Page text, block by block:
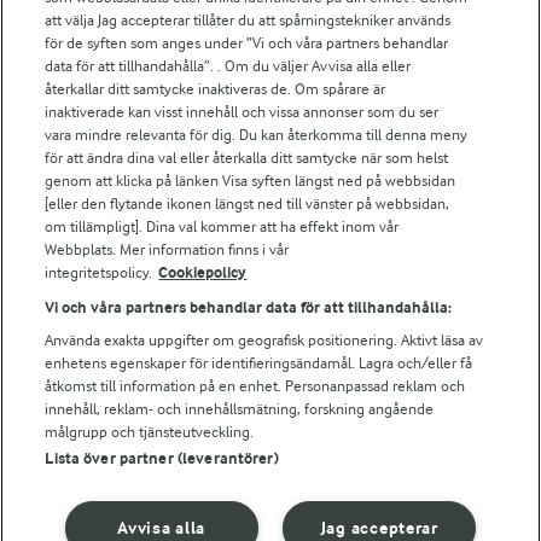
Arlas kundportal
Arla.com
Falbygdens Ost
Arla webbshop
Bildbank
Följ oss
© 2026 Arla Foods
att välja Jag accepterar tillåter du att spårningstekniker används
för de syften som anges under ”Vi och våra partners behandlar
data för att tillhandahålla”. . Om du väljer Avvisa alla eller
återkallar ditt samtycke inaktiveras de. Om spårare är
inaktiverade kan visst innehåll och vissa annonser som du ser
vara mindre relevanta för dig. Du kan återkomma till denna meny
för att ändra dina val eller återkalla ditt samtycke när som helst
genom att klicka på länken Visa syften längst ned på webbsidan
[eller den flytande ikonen längst ned till vänster på webbsidan,
om tillämpligt]. Dina val kommer att ha effekt inom vår
Webbplats. Mer information finns i vår
integritetspolicy. Cookiepolicy
Vi och våra partners behandlar data för att tillhandahålla:
Använda exakta uppgifter om geografisk positionering. Aktivt läsa av
enhetens egenskaper för identifieringsändamål. Lagra och/eller få
åtkomst till information på en enhet. Personanpassad reklam och
innehåll, reklam- och innehållsmätning, forskning angående
målgrupp och tjänsteutveckling.
Lista över partner (leverantörer)
Jag accepterar
Avvisa alla